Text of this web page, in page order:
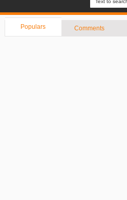
Populars Comments